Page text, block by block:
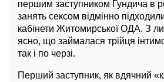
першим заступником Гундича в
занять сексом відмінно
кабінети Житомирської ОДА. З
ясно, що займалася трійця
так і по черзі.
Перший заступник, як вдячний